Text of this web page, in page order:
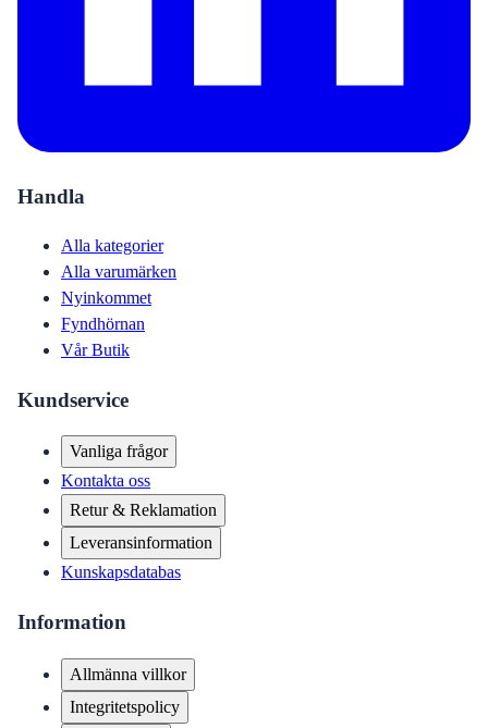
Handla
Alla kategorier
Alla varumärken
Nyinkommet
Fyndhörnan
Vår Butik
Kundservice
Vanliga frågor
Kontakta oss
Retur & Reklamation
Leveransinformation
Kunskapsdatabas
Information
Allmänna villkor
Integritetspolicy